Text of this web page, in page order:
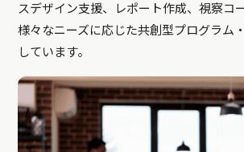
スデザイン支援、レポート作成、視察コ
様々なニーズに応じた共創型プログラム
しています。